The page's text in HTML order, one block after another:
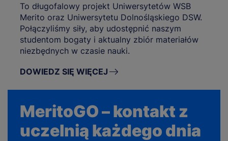
To długofalowy projekt Uniwersytetów WSB
Merito oraz Uniwersytetu Dolnośląskiego DSW.
Połączyliśmy siły, aby udostępnić naszym
studentom bogaty i aktualny zbiór materiałów
niezbędnych w czasie nauki.
DOWIEDZ SIĘ WIĘCEJ
MeritoGO – kontakt z
uczelnią każdego dnia